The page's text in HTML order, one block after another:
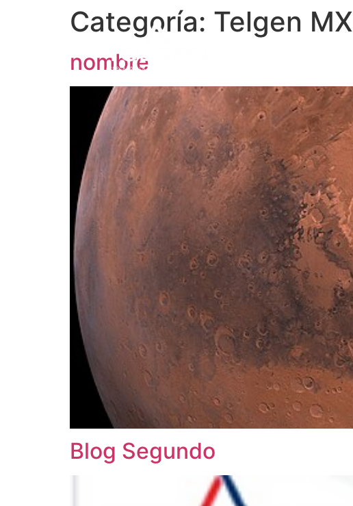
Categoría: Telgen MX
nombre
Blog Segundo